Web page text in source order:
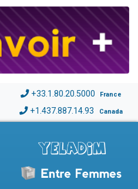
+33.1.80.20.5000 France
+1.437.887.14.93 Canada